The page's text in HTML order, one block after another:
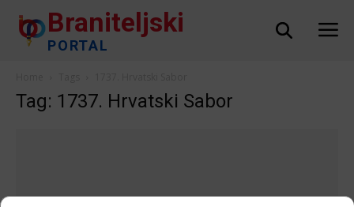
Braniteljski
PORTAL
Tag: 1737. Hrvatski Sabor